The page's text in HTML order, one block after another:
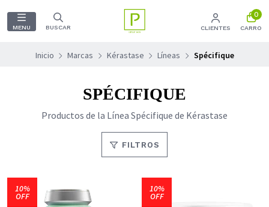
MENU BUSCAR CLIENTES
0
CARRO
Inicio Marcas Kérastase Líneas Spécifique
SPÉCIFIQUE
Productos de la Línea Spécifique de Kérastase
FILTROS
10%
OFF
10%
OFF